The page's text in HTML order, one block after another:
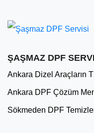
ŞAŞMAZ DPF
Ankara Dizel Araçların
Ankara DPF Çözüm
Sökmeden DPF